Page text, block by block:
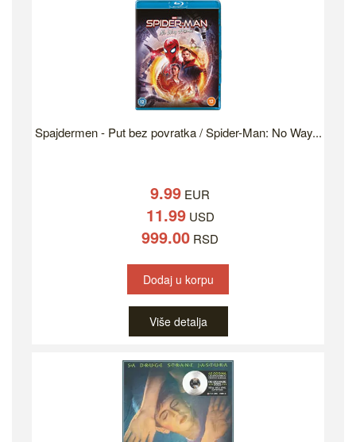
Spajdermen - Put bez povratka / Spider-Man: No Way...
9.99 EUR
11.99USD
999.00 RSD
Dodaj u korpu
Više detalja